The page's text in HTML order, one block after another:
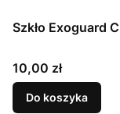
Szkło Exoguard
Cena
10,00 zł
Do koszyka